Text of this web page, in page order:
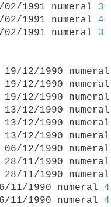
1991 numeral 3
1991 numeral 4
1991 numeral 3
12/1990 numeral
12/1990 numeral
12/1990 numeral
12/1990 numeral
12/1990 numeral
12/1990 numeral
12/1990 numeral
11/1990 numeral
11/1990 numeral
11/1990 numeral 4
11/1990 numeral 4